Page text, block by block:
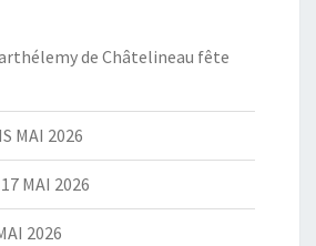
de Châtelineau fête
MAI 2026
MAI 2026
2026